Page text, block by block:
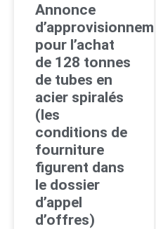
Annonce
pour l’achat
de 128 tonnes
de tubes en
acier spiralés
(les
conditions de
fourniture
figurent dans
le dossier
d’appel
d’offres)